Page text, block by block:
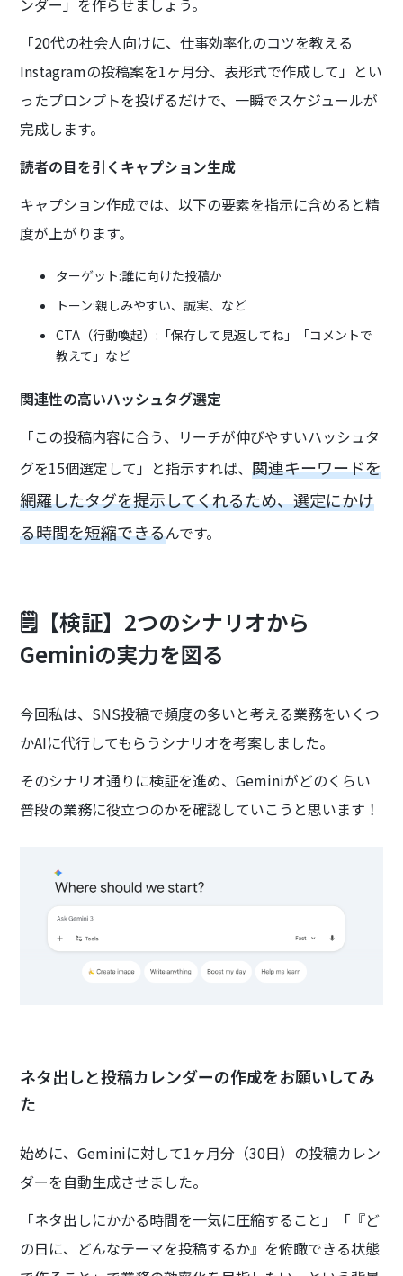
「20代の社会人向けに、仕事効率化のコツを教える
Instagramの投稿案を1ヶ月分、表形式で作成して」とい
ったプロンプトを投げるだけで、一瞬でスケジュールが
完成します。
読者の目を引くキャプション生成
キャプション作成では、以下の要素を指示に含めると精
度が上がります。
ターゲット:誰に向けた投稿か
トーン:親しみやすい、誠実、など
CTA（行動喚起）:「保存して見返してね」「コメントで
教えて」など
関連性の高いハッシュタグ選定
「この投稿内容に合う、リーチが伸びやすいハッシュタ
グを15個選定して」と指示すれば、関連キーワードを
網羅したタグを提示してくれるため、選定にかけ
る時間を短縮できるんです。
🗒️【検証】2つのシナリオから
Geminiの実力を図る
今回私は、SNS投稿で頻度の多いと考える業務をいくつ
かAIに代行してもらうシナリオを考案しました。
そのシナリオ通りに検証を進め、Geminiがどのくらい
普段の業務に役立つのかを確認していこうと思います！
ネタ出しと投稿カレンダーの作成をお願いしてみ
た
始めに、Geminiに対して1ヶ月分（30日）の投稿カレン
ダーを自動生成させました。
「ネタ出しにかかる時間を一気に圧縮すること」「『ど
の日に、どんなテーマを投稿するか』を俯瞰できる状態